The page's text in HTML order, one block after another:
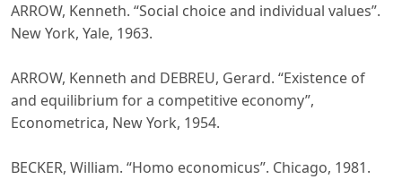
ARROW, Kenneth. “Social choice and individual values”.
New York, Yale, 1963.
ARROW, Kenneth and DEBREU, Gerard. “Existence of
and equilibrium for a competitive economy”,
Econometrica, New York, 1954.
BECKER, William. “Homo economicus”. Chicago, 1981.